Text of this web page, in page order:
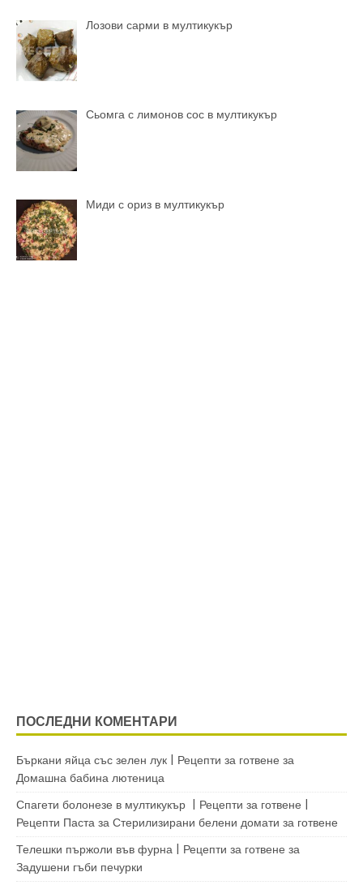
Лозови сарми в мултикукър
Сьомга с лимонов сос в мултикукър
Миди с ориз в мултикукър
ПОСЛЕДНИ КОМЕНТАРИ
Бъркани яйца със зелен лук | Рецепти за готвене за
Домашна бабина лютеница
Спагети болонезе в мултикукър | Рецепти за готвене |
Рецепти Паста за Стерилизирани белени домати за готвене
Телешки пържоли във фурна | Рецепти за готвене за
Задушени гъби печурки